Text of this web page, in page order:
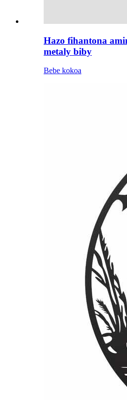
Hazo fihantona
metaly biby
Bebe kokoa